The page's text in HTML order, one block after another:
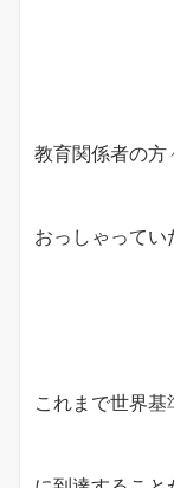
教育関係者の方
おっしゃってい
これまで世界基